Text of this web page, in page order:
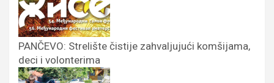
PANČEVO: Strelište čistije zahvaljujući komšijama,
deci i volonterima